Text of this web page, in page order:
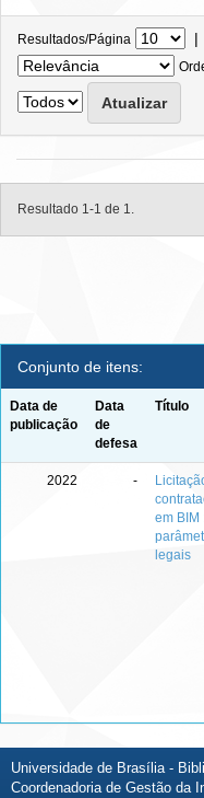
Resultados/Página |
Resultado 1-1 de 1.
Conjunto de itens:
Data de
publicação
Data
de
defesa
Título
2022 -
em BIM
legais
Universidade de Brasília -
Coordenadoria de Gestão da